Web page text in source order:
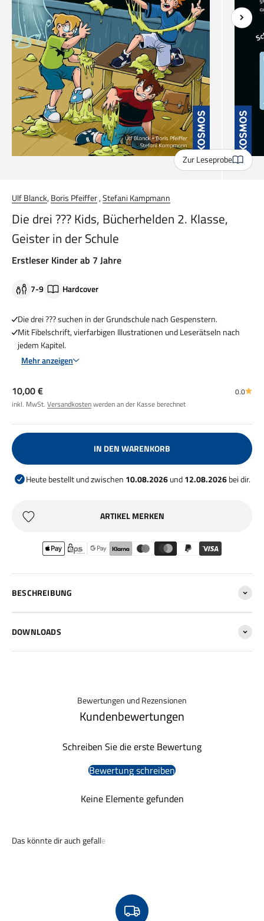
Zur Leseprobe
Ulf Blanck,Boris Pfeiffer,Stefani Kampmann
Die drei ??? Kids, Bücherhelden 2. Klasse,
Geister in der Schule
Erstleser Kinder ab 7 Jahre
7-9 Hardcover
Die drei ??? suchen in der Grundschule nach Gespenstern.
Mit Fibelschrift, vierfarbigen Illustrationen und Leserätseln nach
jedem Kapitel.
Mehr anzeigen
Angebot
10,00 €
inkl. MwSt. Versandkostenwerden an der Kasse berechnet
0.0
IN DEN WARENKORB
Heute bestellt und zwischen 10.08.2026und12.08.2026bei dir.
ARTIKEL MERKEN
BESCHREIBUNG
DOWNLOADS
Bewertungen und Rezensionen
Kundenbewertungen
Schreiben Sie die erste Bewertung
Bewertung schreiben
Keine Elemente gefunden